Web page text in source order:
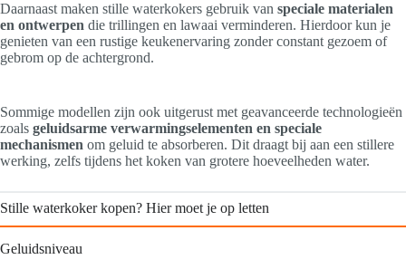
Daarnaast maken stille waterkokers gebruik van speciale materialen
en ontwerpen die trillingen en lawaai verminderen. Hierdoor kun je
genieten van een rustige keukenervaring zonder constant gezoem of
gebrom op de achtergrond.
Sommige modellen zijn ook uitgerust met geavanceerde technologieën
zoals geluidsarme verwarmingselementen en speciale
mechanismen om geluid te absorberen. Dit draagt bij aan een stillere
werking, zelfs tijdens het koken van grotere hoeveelheden water.
Stille waterkoker kopen? Hier moet je op letten
Geluidsniveau